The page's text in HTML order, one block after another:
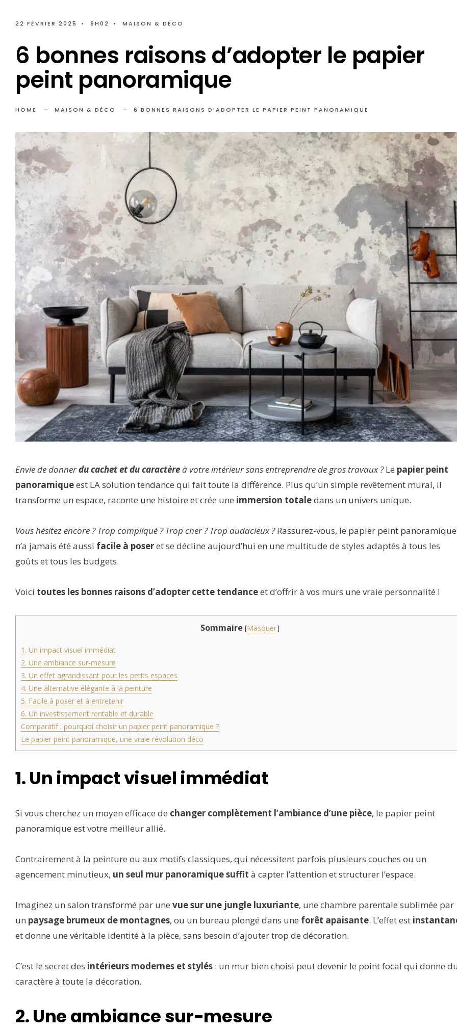
22 FÉVRIER 2025 • 9H02 • MAISON & DÉCO
6 bonnes raisons d’adopter le papier
peint panoramique
HOME MAISON & DÉCO 6 BONNES RAISONS D’ADOPTER LE PAPIER PEINT PANORAMIQUE
Envie de donnerdu cachet et du caractèreà votre intérieur sans entreprendre de gros travaux ?Le papier peint
panoramiqueest LA solution tendance qui fait toute la différence. Plus qu’un simple revêtement mural, il
transforme un espace, raconte une histoire et crée une immersion totaledans un univers unique.
Vous hésitez encore ? Trop compliqué ? Trop cher ? Trop audacieux ?Rassurez-vous, le papier peint panoramique
n’a jamais été aussi facile à poseret se décline aujourd’hui en une multitude de styles adaptés à tous les
goûts et tous les budgets.
Voici toutes les bonnes raisons d’adopter cette tendanceet d’offrir à vos murs une vraie personnalité !
Sommaire [Masquer]
1. Un impact visuel immédiat
2. Une ambiance sur-mesure
3. Un effet agrandissant pour les petits espaces
4. Une alternative élégante à la peinture
5. Facile à poser et à entretenir
6. Un investissement rentable et durable
Comparatif : pourquoi choisir un papier peint panoramique ?
Le papier peint panoramique, une vraie révolution déco
1. Un impact visuel immédiat
Si vous cherchez un moyen efficace de changer complètement l’ambiance d’une pièce, le papier peint
panoramique est votre meilleur allié.
Contrairement à la peinture ou aux motifs classiques, qui nécessitent parfois plusieurs couches ou un
agencement minutieux, un seul mur panoramique suffit à capter l’attention et structurer l’espace.
Imaginez un salon transformé par une vue sur une jungle luxuriante, une chambre parentale sublimée par
un paysage brumeux de montagnes, ou un bureau plongé dans une forêt apaisante. L’effet est
et donne une véritable identité à la pièce, sans besoin d’ajouter trop de décoration.
C’est le secret des intérieurs modernes et stylés : un mur bien choisi peut devenir le point focal qui donne
caractère à toute la décoration.
2. Une ambiance sur-mesure